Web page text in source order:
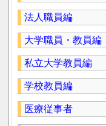
法人職員編
大学職員・教員編
私立大学教員編
学校教員編
医療従事者